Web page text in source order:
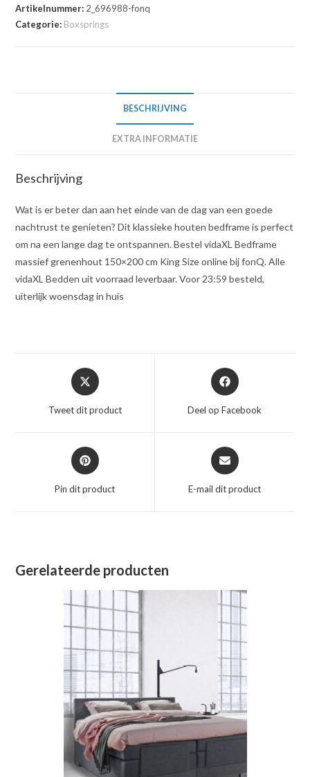
Artikelnummer: 2_696988-fonq
Categorie: Boxsprings
BESCHRIJVING
EXTRA INFORMATIE
Beschrijving
Wat is er beter dan aan het einde van de dag van een goede
nachtrust te genieten? Dit klassieke houten bedframe is perfect
om na een lange dag te ontspannen. Bestel vidaXL Bedframe
massief grenenhout 150×200 cm King Size online bij fonQ. Alle
vidaXL Bedden uit voorraad leverbaar. Voor 23:59 besteld,
uiterlijk woensdag in huis
Opent
in
nieuw
Tweet dit product
Opent
in
nieuw
Deel op Facebook
Opent
in
nieuw
Pin dit product
Opent
in
nieuw
E-mail dit product
Gerelateerde producten